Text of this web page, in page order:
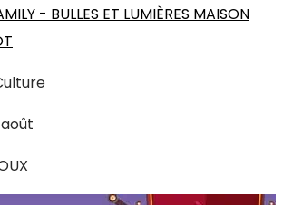
- BULLES ET LUMIÈRES MAISON
août